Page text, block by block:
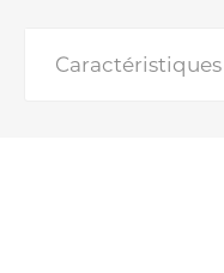
Caractéristiques